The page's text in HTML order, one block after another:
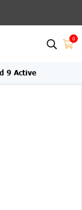
0
9 Active